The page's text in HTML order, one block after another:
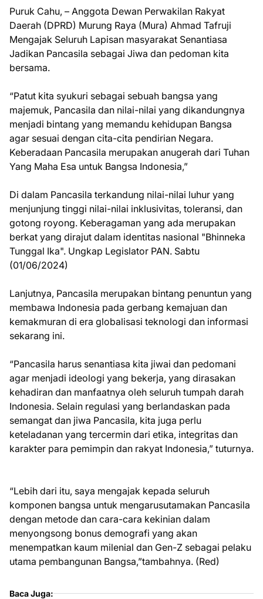
Puruk Cahu, – Anggota Dewan Perwakilan Rakyat
Daerah (DPRD) Murung Raya (Mura) Ahmad Tafruji
Mengajak Seluruh Lapisan masyarakat Senantiasa
Jadikan Pancasila sebagai Jiwa dan pedoman kita
bersama.
“Patut kita syukuri sebagai sebuah bangsa yang
majemuk, Pancasila dan nilai-nilai yang dikandungnya
menjadi bintang yang memandu kehidupan Bangsa
agar sesuai dengan cita-cita pendirian Negara.
Keberadaan Pancasila merupakan anugerah dari Tuhan
Yang Maha Esa untuk Bangsa Indonesia,”
Di dalam Pancasila terkandung nilai-nilai luhur yang
menjunjung tinggi nilai-nilai inklusivitas, toleransi, dan
gotong royong. Keberagaman yang ada merupakan
berkat yang dirajut dalam identitas nasional "Bhinneka
Tunggal Ika". Ungkap Legislator PAN. Sabtu
(01/06/2024)
Lanjutnya, Pancasila merupakan bintang penuntun yang
membawa Indonesia pada gerbang kemajuan dan
kemakmuran di era globalisasi teknologi dan informasi
sekarang ini.
“Pancasila harus senantiasa kita jiwai dan pedomani
agar menjadi ideologi yang bekerja, yang dirasakan
kehadiran dan manfaatnya oleh seluruh tumpah darah
Indonesia. Selain regulasi yang berlandaskan pada
semangat dan jiwa Pancasila, kita juga perlu
keteladanan yang tercermin dari etika, integritas dan
karakter para pemimpin dan rakyat Indonesia,” tuturnya.
“Lebih dari itu, saya mengajak kepada seluruh
komponen bangsa untuk mengarusutamakan Pancasila
dengan metode dan cara-cara kekinian dalam
menyongsong bonus demografi yang akan
menempatkan kaum milenial dan Gen-Z sebagai pelaku
utama pembangunan Bangsa,”tambahnya. (Red)
Baca Juga: